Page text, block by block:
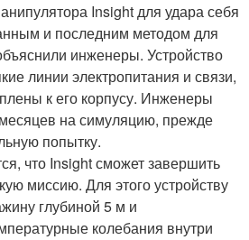
Insight для удара себя
и последним методом для
инженеры. Устройство
линии электропитания и связи,
к его корпусу. Инженеры
на симуляцию, прежде
попытку.
что Insight сможет завершить
миссию. Для этого устройству
глубиной 5 м и
колебания внутри